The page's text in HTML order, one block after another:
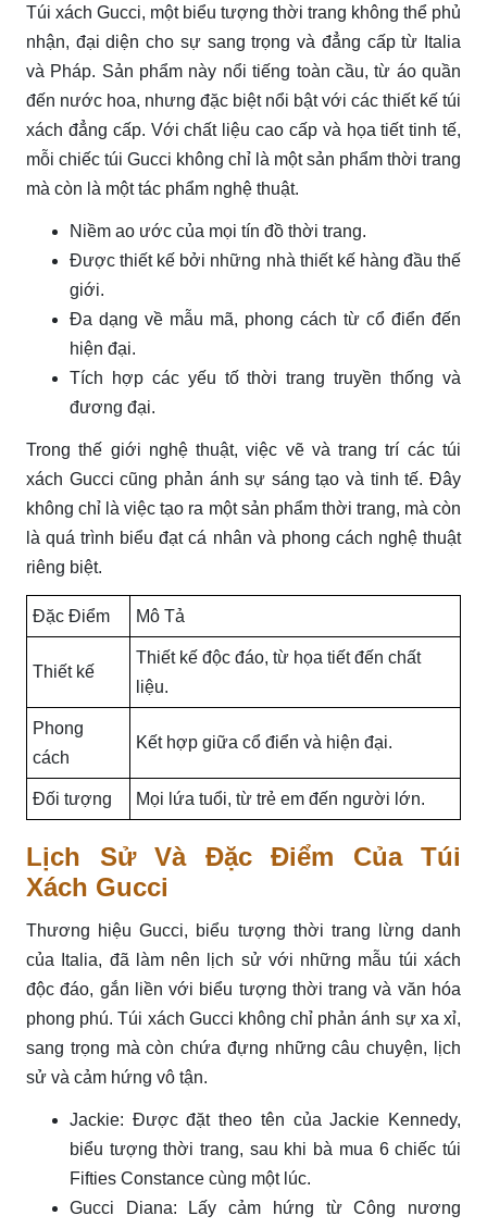
Túi xách Gucci, một biểu tượng thời trang không thể phủ
nhận, đại diện cho sự sang trọng và đẳng cấp từ Italia
và Pháp. Sản phẩm này nổi tiếng toàn cầu, từ áo quần
đến nước hoa, nhưng đặc biệt nổi bật với các thiết kế túi
xách đẳng cấp. Với chất liệu cao cấp và họa tiết tinh tế,
mỗi chiếc túi Gucci không chỉ là một sản phẩm thời trang
mà còn là một tác phẩm nghệ thuật.
Niềm ao ước của mọi tín đồ thời trang.
Được thiết kế bởi những nhà thiết kế hàng đầu thế
giới.
Đa dạng về mẫu mã, phong cách từ cổ điển đến
hiện đại.
Tích hợp các yếu tố thời trang truyền thống và
đương đại.
Trong thế giới nghệ thuật, việc vẽ và trang trí các túi
xách Gucci cũng phản ánh sự sáng tạo và tinh tế. Đây
không chỉ là việc tạo ra một sản phẩm thời trang, mà còn
là quá trình biểu đạt cá nhân và phong cách nghệ thuật
riêng biệt.
Đặc Điểm Mô Tả
Thiết kế
Thiết kế độc đáo, từ họa tiết đến chất
liệu.
Phong
cách
Kết hợp giữa cổ điển và hiện đại.
Đối tượng Mọi lứa tuổi, từ trẻ em đến người lớn.
Lịch Sử Và Đặc Điểm Của Túi
Xách Gucci
Thương hiệu Gucci, biểu tượng thời trang lừng danh
của Italia, đã làm nên lịch sử với những mẫu túi xách
độc đáo, gắn liền với biểu tượng thời trang và văn hóa
phong phú. Túi xách Gucci không chỉ phản ánh sự xa xỉ,
sang trọng mà còn chứa đựng những câu chuyện, lịch
sử và cảm hứng vô tận.
Jackie: Được đặt theo tên của Jackie Kennedy,
biểu tượng thời trang, sau khi bà mua 6 chiếc túi
Fifties Constance cùng một lúc.
Gucci Diana: Lấy cảm hứng từ Công nương